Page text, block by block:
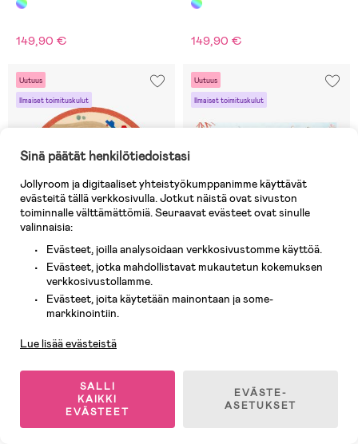
149,90 € 149,90 €
Uutuus
Ilmaiset toimituskulut
1 JÄLJELLÄ
Dreamscape
159,90 €
Uutuus
Ilmaiset toimituskulut
3 JÄLJELLÄ
149,90 €
Sinä päätät henkilötiedoistasi
Jollyroom ja digitaaliset yhteistyökumppanimme käyttävät
evästeitä tällä verkkosivulla. Jotkut näistä ovat sivuston
toiminnalle välttämättömiä. Seuraavat evästeet ovat sinulle
valinnaisia:
Evästeet, joilla analysoidaan verkkosivustomme käyttöä.
Evästeet, jotka mahdollistavat mukautetun kokemuksen
verkkosivustollamme.
Evästeet, joita käytetään mainontaan ja some-
markkinointiin.
Lue lisää evästeistä
SALLI
KAIKKI
EVÄSTEET
EVÄSTE-
ASETUKSET